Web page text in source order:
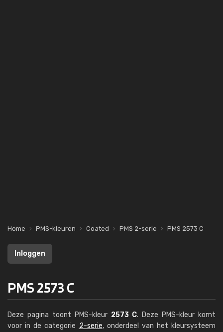
Home PMS-kleuren Coated PMS 2-serie PMS 2573 C
Inloggen
PMS 2573 C
Deze pagina toont PMS-kleur 2573 C. Deze PMS-kleur komt
voor in de categorie 2-serie, onderdeel van het kleursysteem